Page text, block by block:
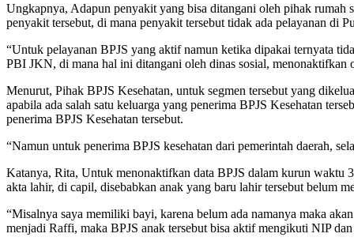
Ungkapnya, Adapun penyakit yang bisa ditangani oleh pihak rumah
penyakit tersebut, di mana penyakit tersebut tidak ada pelayanan di
“Untuk pelayanan BPJS yang aktif namun ketika dipakai ternyata
PBI JKN, di mana hal ini ditangani oleh dinas sosial, menonaktifkan
Menurut, Pihak BPJS Kesehatan, untuk segmen tersebut yang
apabila ada salah satu keluarga yang penerima BPJS Kesehatan
penerima BPJS Kesehatan tersebut.
“Namun untuk penerima BPJS kesehatan dari pemerintah daerah,
Katanya, Rita, Untuk menonaktifkan data BPJS dalam kurun waktu
akta lahir, di capil, disebabkan anak yang baru lahir tersebut belum
“Misalnya saya memiliki bayi, karena belum ada namanya maka
menjadi Raffi, maka BPJS anak tersebut bisa aktif mengikuti NIP